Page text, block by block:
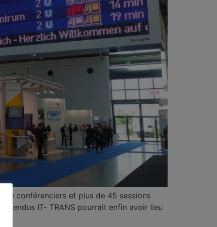
conférenciers et plus de 45 sessions
IT- TRANS pourrait enfin avoir lieu